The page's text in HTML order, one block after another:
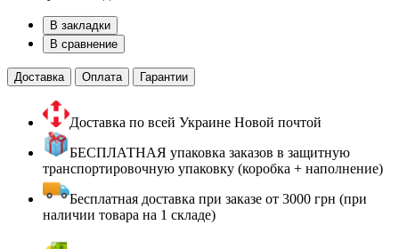
В закладки
В сравнение
Доставка Оплата Гарантии
Доставка по всей Украине Новой почтой
БЕСПЛАТНАЯ упаковка заказов в защитную
транспортировочную упаковку (коробка + наполнение)
Бесплатная доставка при заказе от 3000 грн (при
наличии товара на 1 складе)